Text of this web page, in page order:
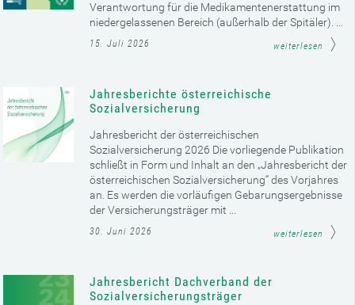
Verantwortung für die Medikamentenerstattung im
niedergelassenen Bereich (außerhalb der Spitäler). ...
15. Juli 2026 weiterlesen
Jahresberichte österreichische
Sozialversicherung
Jahresbericht der österreichischen
Sozialversicherung 2026 Die vorliegende Publikation
schließt in Form und Inhalt an den „Jahresbericht der
österreichischen Sozialversicherung“ des Vorjahres
an. Es werden die vorläufigen Gebarungsergebnisse
der Versicherungsträger mit ...
30. Juni 2026 weiterlesen
Jahresbericht Dachverband der
Sozialversicherungsträger